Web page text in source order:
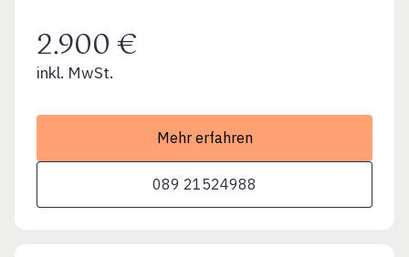
2.900 €
inkl. MwSt.
Mehr erfahren
089 21524988